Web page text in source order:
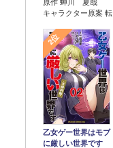
原作 蝉川 夏哉
キャラクター原案 転
2位
乙女ゲー世界はモブ
に厳しい世界です